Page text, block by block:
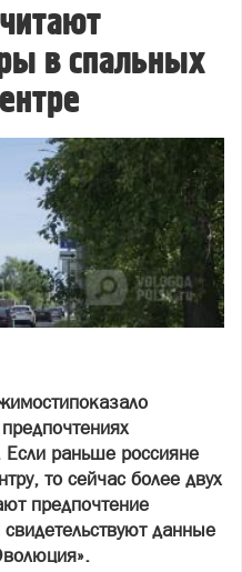
в спальных
показало
Если раньше россияне
то сейчас более двух
предпочтение
данные